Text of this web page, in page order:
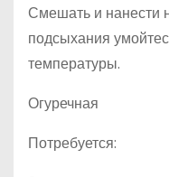
Смешать и нанести
подсыхания
температуры.
Огуречная
Потребуется: